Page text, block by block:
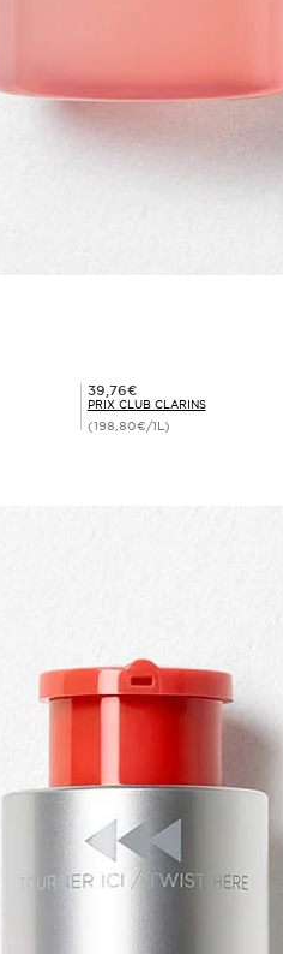
Prix Club Clarins 39,76€
39,76€
PRIX CLUB CLARINS
(198,80€/1L)